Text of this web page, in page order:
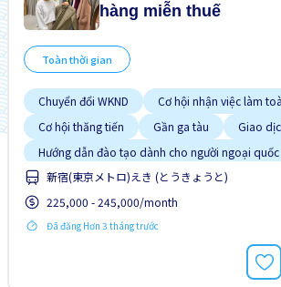
hàng miễn thuế
Toàn thời gian
Chuyển đổi WKND
Cơ hội nhận việc làm
Cơ hội thăng tiến
Gần ga tàu
Giao
Hướng dẫn đào tạo dành cho người ngoại quốc
Không cần kinh nghiệm
Lao động người
Nâng cao
新宿(東京メトロ)えき (とうきょうと)
225,000 - 245,000/month
Đã đăng Hơn 3 tháng trước